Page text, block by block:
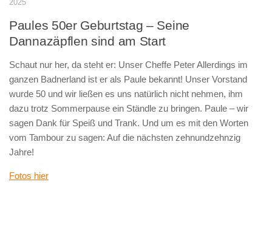
2025
Paules 50er Geburtstag – Seine
Dannazäpflen sind am Start
Schaut nur her, da steht er: Unser Cheffe Peter Allerdings im
ganzen Badnerland ist er als Paule bekannt! Unser Vorstand
wurde 50 und wir ließen es uns natürlich nicht nehmen, ihm
dazu trotz Sommerpause ein Ständle zu bringen. Paule – wir
sagen Dank für Speiß und Trank. Und um es mit den Worten
vom Tambour zu sagen: Auf die nächsten zehnundzehnzig
Jahre!
Fotos hier